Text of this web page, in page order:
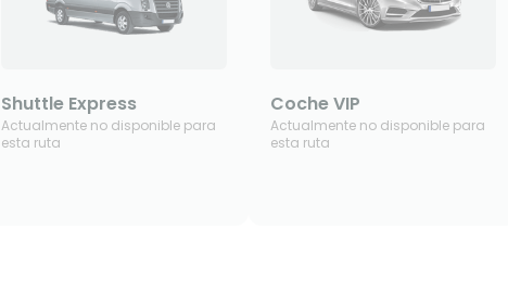
Shuttle Express
Actualmente no disponible para
esta ruta
Coche VIP
Actualmente no disponible para
esta ruta